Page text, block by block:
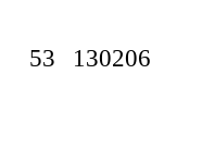
53 130206